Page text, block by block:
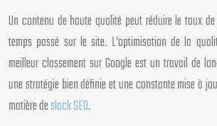
Un contenu de haute qualité peut réduire le taux
temps passé sur le site. L’optimisation de la
meilleur classement sur Google est un travail de
une stratégie bien définie et une constante mise à
matière deslack SEO.